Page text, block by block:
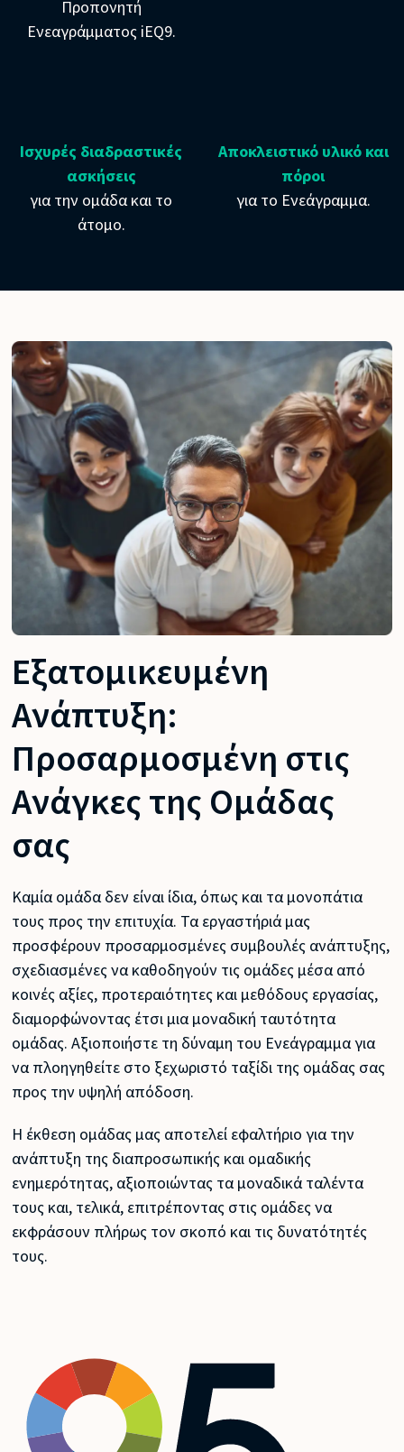
Προπονητή
Ενεαγράμματος iEQ9.
Ισχυρές διαδραστικές
ασκήσεις
για την ομάδα και το
άτομο.
Αποκλειστικό υλικό και
πόροι
για το Ενεάγραμμα.
Εξατομικευμένη
Ανάπτυξη:
Προσαρμοσμένη στις
Ανάγκες της Ομάδας
σας
Καμία ομάδα δεν είναι ίδια, όπως και τα μονοπάτια
τους προς την επιτυχία. Τα εργαστήριά μας
προσφέρουν προσαρμοσμένες συμβουλές ανάπτυξης,
σχεδιασμένες να καθοδηγούν τις ομάδες μέσα από
κοινές αξίες, προτεραιότητες και μεθόδους εργασίας,
διαμορφώνοντας έτσι μια μοναδική ταυτότητα
ομάδας. Αξιοποιήστε τη δύναμη του Ενεάγραμμα για
να πλοηγηθείτε στο ξεχωριστό ταξίδι της ομάδας σας
προς την υψηλή απόδοση.
Η έκθεση ομάδας μας αποτελεί εφαλτήριο για την
ανάπτυξη της διαπροσωπικής και ομαδικής
ενημερότητας, αξιοποιώντας τα μοναδικά ταλέντα
τους και, τελικά, επιτρέποντας στις ομάδες να
εκφράσουν πλήρως τον σκοπό και τις δυνατότητές
τους.